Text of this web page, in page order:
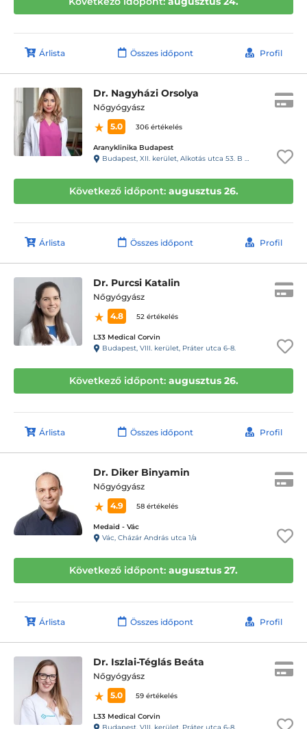
Árlista Összes időpont Profil
Dr. Nagyházi Orsolya
Nőgyógyász
5.0
306 értékelés
Aranyklinika Budapest
Budapest, XII. kerület, Alkotás utca 53. B ép. II. emelet
Következő időpont: augusztus 26.
Árlista Összes időpont Profil
Dr. Purcsi Katalin
Nőgyógyász
4.8
52 értékelés
L33 Medical Corvin
Budapest, VIII. kerület, Práter utca 6-8.
Következő időpont: augusztus 26.
Árlista Összes időpont Profil
Dr. Diker Binyamin
Nőgyógyász
4.9
58 értékelés
Medaid - Vác
Vác, Cházár András utca 1/a
Következő időpont: augusztus 27.
Árlista Összes időpont Profil
Dr. Iszlai-Téglás Beáta
Nőgyógyász
5.0
59 értékelés
L33 Medical Corvin
Budapest, VIII. kerület, Práter utca 6-8.